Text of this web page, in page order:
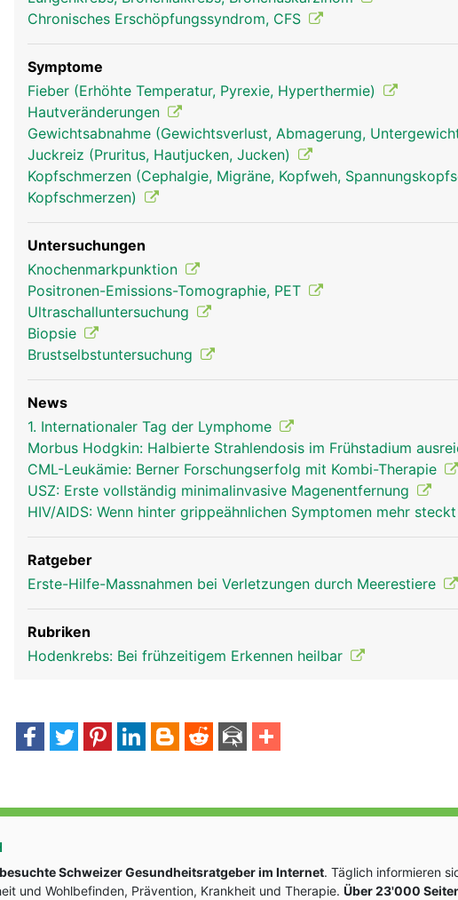
Chronisches Erschöpfungssyndrom, CFS
Symptome
Fieber (Erhöhte Temperatur, Pyrexie, Hyperthermie)
Hautveränderungen
Gewichtsabnahme (Gewichtsverlust, Abmagerung,
Juckreiz (Pruritus, Hautjucken, Jucken)
Kopfschmerzen (Cephalgie, Migräne, Kopfweh,
Kopfschmerzen)
Untersuchungen
Knochenmarkpunktion
Positronen-Emissions-Tomographie, PET
Ultraschalluntersuchung
Biopsie
Brustselbstuntersuchung
News
1. Internationaler Tag der Lymphome
Morbus Hodgkin: Halbierte Strahlendosis im Frühstadium
CML-Leukämie: Berner Forschungserfolg mit Kombi-Therapie
USZ: Erste vollständig minimalinvasive Magenentfernung
HIV/AIDS: Wenn hinter grippeähnlichen Symptomen mehr steckt
Ratgeber
Erste-Hilfe-Massnahmen bei Verletzungen durch Meerestiere
Rubriken
Hodenkrebs: Bei frühzeitigem Erkennen heilbar
Schweizer Gesundheitsratgeber im Internet. Täglich informieren
und Wohlbefinden, Prävention, Krankheit und Therapie. Über 23'000